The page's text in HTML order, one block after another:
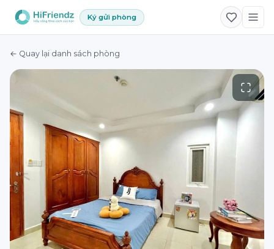
Ký gửi phòng
← Quay lại danh sách phòng